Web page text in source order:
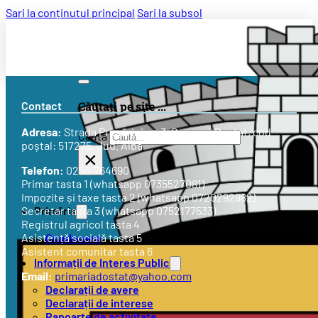
Sari la conținutul principal Sari la subsol
Căutați pe site ...
Caută
×
Primăria
Conducere
Informații de Interes Public
Declarații de avere
Declarații de interese
Contact
Adresa: StradaPrimăriei nr. 3, Comuna Doștat, cod
poștal: 517275, Jud. Alba
Telefon: 0258-764690
Primar tasta 1 (whatsapp 0735527081)
Impozite și taxe tasta 2 (whatsapp 0720292982)
Secretar tasta 3 (whatsapp 0752177533)
Registrul agricol tasta 4
Asistență socială tasta 5
Asistent comunitar tasta 6
Email: primariadostat@yahoo.com